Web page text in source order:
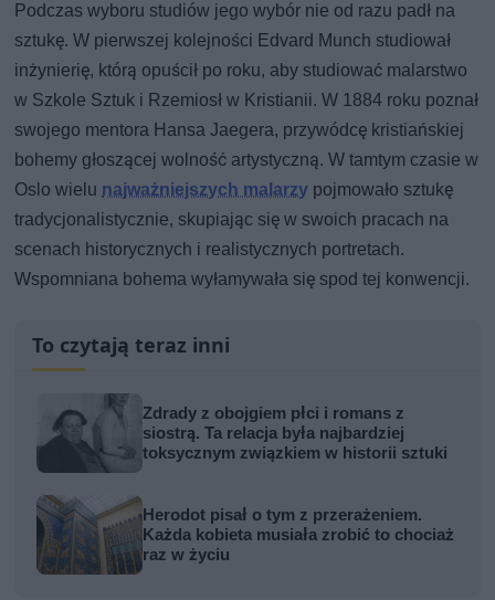
Podczas wyboru studiów jego wybór nie od razu padł na
sztukę. W pierwszej kolejności Edvard Munch studiował
inżynierię, którą opuścił po roku, aby studiować malarstwo
w Szkole Sztuk i Rzemiosł w Kristianii. W 1884 roku poznał
swojego mentora Hansa Jaegera, przywódcę kristiańskiej
bohemy głoszącej wolność artystyczną. W tamtym czasie w
Oslo wielu najważniejszych malarzy pojmowało sztukę
tradycjonalistycznie, skupiając się w swoich pracach na
scenach historycznych i realistycznych portretach.
Wspomniana bohema wyłamywała się spod tej konwencji.
To czytają teraz inni
Zdrady z obojgiem płci i romans z
siostrą. Ta relacja była najbardziej
toksycznym związkiem w historii sztuki
Herodot pisał o tym z przerażeniem.
Każda kobieta musiała zrobić to chociaż
raz w życiu